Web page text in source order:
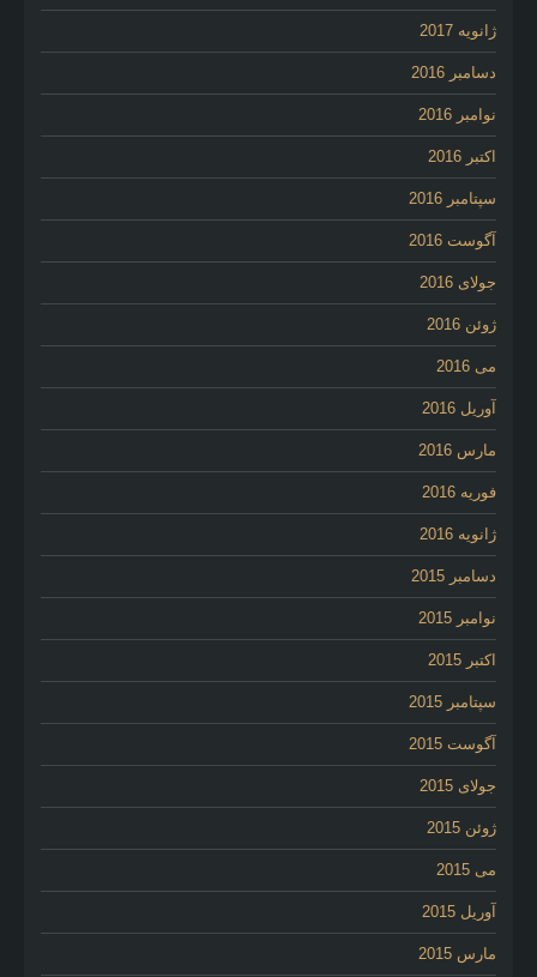
ژانویه 2017
دسامبر 2016
نوامبر 2016
اکتبر 2016
سپتامبر 2016
آگوست 2016
جولای 2016
ژوئن 2016
می 2016
آوریل 2016
مارس 2016
فوریه 2016
ژانویه 2016
دسامبر 2015
نوامبر 2015
اکتبر 2015
سپتامبر 2015
آگوست 2015
جولای 2015
ژوئن 2015
می 2015
آوریل 2015
مارس 2015